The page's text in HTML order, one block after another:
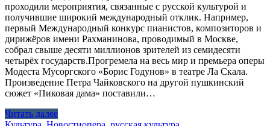
проходили мероприятия, связанные с русской культурой и
получившие широкий международный отклик. Например,
первый Международный конкурс пианистов, композиторов и
дирижёров имени Рахманинова, проводимый в Москве,
собрал свыше десяти миллионов зрителей из семидесяти
четырёх государств.Прогремела на весь мир и премьера оперы
Модеста Мусоргского «Борис Годунов» в театре Ла Скала.
Произведение Петра Чайковского на другой пушкинский
сюжет «Пиковая дама» поставили…
Читать далее